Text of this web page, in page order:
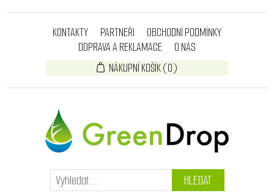
KONTAKTY PARTNEŘI
OBCHODNÍ PODMÍNKY
DOPRAVA A REKLAMACE
O NÁS
NÁKUPNÍ KOŠÍK(0)
HLEDAT